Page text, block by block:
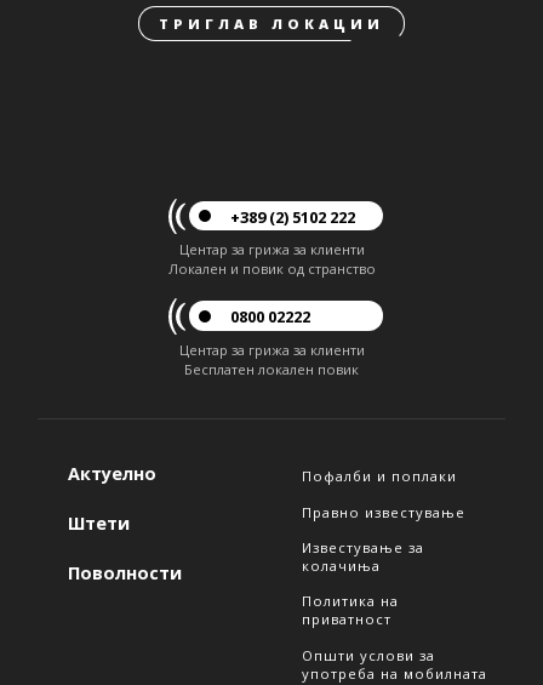
ТРИГЛАВ ЛОКАЦИИ
+389 (2) 5102 222
Центар за грижа за клиенти
Локален и повик од странство
0800 02222
Центар за грижа за клиенти
Бесплатен локален повик
Актуелно
Штети
Поволности
Пофалби и поплаки
Правно известување
Известување за
колачиња
Политика на
приватност
Општи услови за
употреба на мобилната